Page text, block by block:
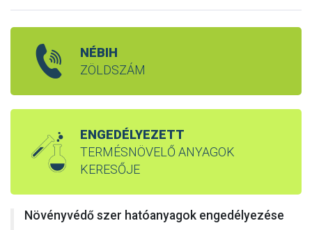
NÉBIH
ZÖLDSZÁM
ENGEDÉLYEZETT
TERMÉSNÖVELŐ ANYAGOK
KERESŐJE
Növényvédő szer hatóanyagok engedélyezése